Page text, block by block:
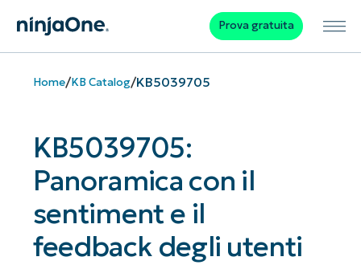
Prova gratuita
Home/KB Catalog/KB5039705
KB5039705:
Panoramica con il
sentiment e il
feedback degli utenti